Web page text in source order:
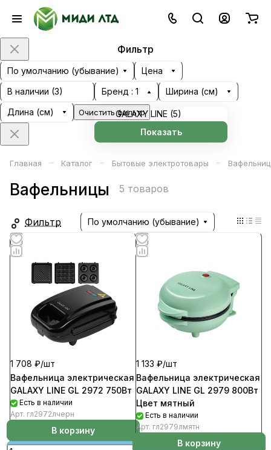
Фильтр
По умолчанию (убывание)
Цена
В наличии (3) Бренд : 1
GALAXY LINE (5)
Показать
Ширина (см)
Длина (см)
Очистить фильтр
Главная – Каталог – Бытовые электротовары –
Вафельницы 5 товаров
Фильтр По умолчанию (убывание)
1 708 ₽/шт
Вафельница электрическая
GALAXY LINE GL 2972 750Вт
Есть в наличии
Арт. гл2972лчерн
В корзину
1 133 ₽/шт
Вафельница электрическая
GALAXY LINE GL 2979 800Вт
Цвет мятный
Есть в наличии
Арт. гл2979лмятн
В корзину